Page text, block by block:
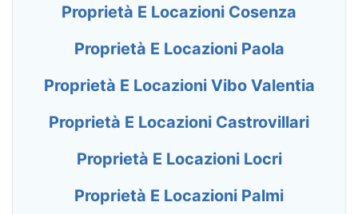
Proprietà E Locazioni Cosenza
Proprietà E Locazioni Paola
Proprietà E Locazioni Vibo Valentia
Proprietà E Locazioni Castrovillari
Proprietà E Locazioni Locri
Proprietà E Locazioni Palmi